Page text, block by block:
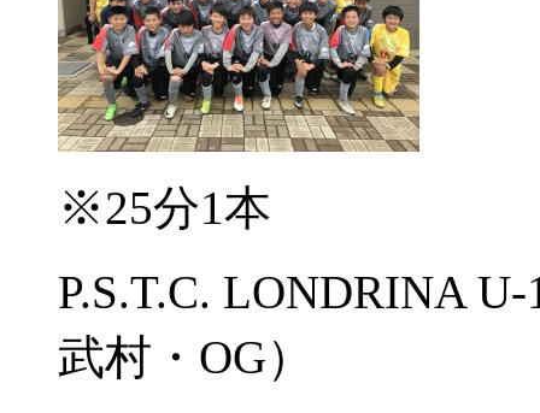
※25分1本
P.S.T.C. LONDRINA
武村・OG）